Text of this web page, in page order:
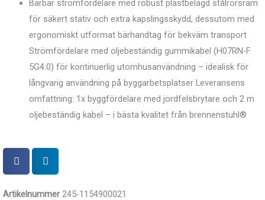
Bärbar strömfördelare med robust plastbelagd stålrörsram
för säkert stativ och extra kapslingsskydd, dessutom med
ergonomiskt utformat bärhandtag för bekväm transport
Strömfördelare med oljebeständig gummikabel (H07RN-F
5G4.0) för kontinuerlig utomhusanvändning – idealisk för
långvarig användning på byggarbetsplatser Leveransens
omfattning: 1x byggfördelare med jordfelsbrytare och 2 m
oljebeständig kabel – i bästa kvalitet från brennenstuhl®
Artikelnummer 245-1154900021